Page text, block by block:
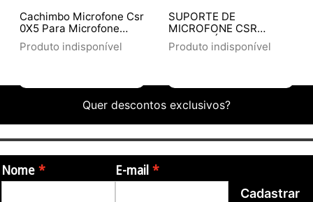
Cachimbo Microfone Csr
0X5 Para Microfone
Sem Fio
Produto indisponível
SUPORTE DE
MICROFONE CSR
ANTIESTÁTICO SHM2
Produto indisponível
Quer descontos exclusivos?
Nome E-mail
Cadastrar